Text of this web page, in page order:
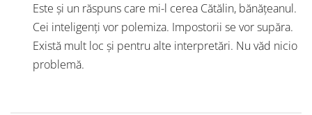
Este și un răspuns care mi-l cerea Cătălin, bănățeanul.
Cei inteligenți vor polemiza. Impostorii se vor supăra.
Există mult loc și pentru alte interpretări. Nu văd nicio
problemă.